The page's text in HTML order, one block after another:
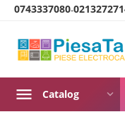
0743337080-
Catalog